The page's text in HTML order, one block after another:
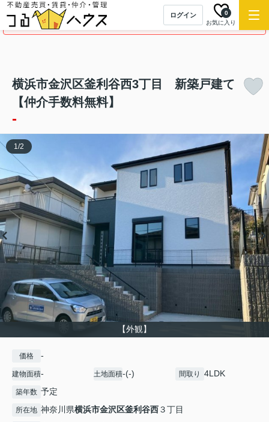
ログイン
お気に入り
0
この物件の募集は終了しました。
横浜市金沢区釜利谷西3丁目 新築戸建て
【仲介手数料無料】
-
【外観】
1/2
価格 -
建物面積- 土地面積-(-) 間取り 4LDK
築年数 予定
所在地 神奈川県横浜市金沢区釜利谷西３丁目